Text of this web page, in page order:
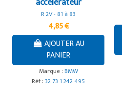
R 2V - 81 à 83
4,85 €
AJOUTER AU
PANIER
Marque :BMW
Réf :32 73 1 242 495